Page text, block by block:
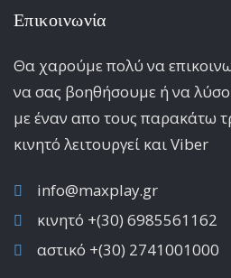
Επικοινωνία
Θα χαρούμε πολύ να
να σας βοηθήσουμε ή να
με έναν απο τους παρακάτω
κινητό λειτoυργεί και Viber
info@maxplay.gr
κινητό +(30) 6985561162
αστικό +(30) 2741001000